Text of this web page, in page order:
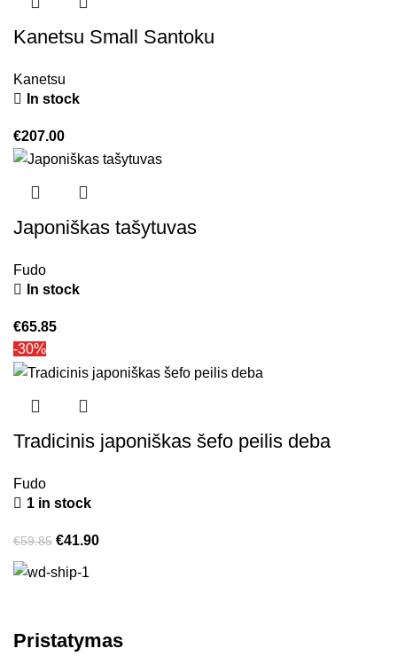
Kanetsu Small Santoku
Kanetsu
In stock
€207.00
Japoniškas tašytuvas
Fudo
In stock
€65.85
-30%
Tradicinis japoniškas šefo peilis deba
Fudo
1 in stock
€59.85 €41.90
Pristatymas